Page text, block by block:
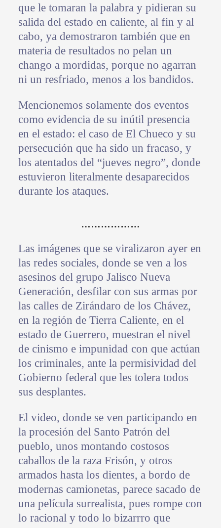
que le tomaran la palabra y pidieran su
salida del estado en caliente, al fin y al
cabo, ya demostraron también que en
materia de resultados no pelan un
chango a mordidas, porque no agarran
ni un resfriado, menos a los bandidos.
Mencionemos solamente dos eventos
como evidencia de su inútil presencia
en el estado: el caso de El Chueco y su
persecución que ha sido un fracaso, y
los atentados del “jueves negro”, donde
estuvieron literalmente desaparecidos
durante los ataques.
………………
Las imágenes que se viralizaron ayer en
las redes sociales, donde se ven a los
asesinos del grupo Jalisco Nueva
Generación, desfilar con sus armas por
las calles de Zirándaro de los Chávez,
en la región de Tierra Caliente, en el
estado de Guerrero, muestran el nivel
de cinismo e impunidad con que actúan
los criminales, ante la permisividad del
Gobierno federal que les tolera todos
sus desplantes.
El video, donde se ven participando en
la procesión del Santo Patrón del
pueblo, unos montando costosos
caballos de la raza Frisón, y otros
armados hasta los dientes, a bordo de
modernas camionetas, parece sacado de
una película surrealista, pues rompe con
lo racional y todo lo bizarrro que